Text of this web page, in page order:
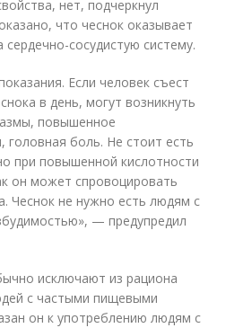
нет, подчеркнул
что чеснок оказывает
сосудистую систему.
Если человек съест
в день, могут возникнуть
повышенное
головная боль. Не стоит есть
при повышенной кислотности
он может спровоцировать
Чеснок не нужно есть людям с
— предупредил
исключают из рациона
с частыми пищевыми
он к употреблению людям с